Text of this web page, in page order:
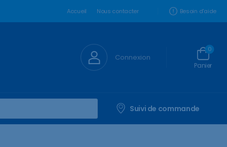
Accueil Nous contacter Besoin d'aide
Connexion
Panier
0
Suivi de commande